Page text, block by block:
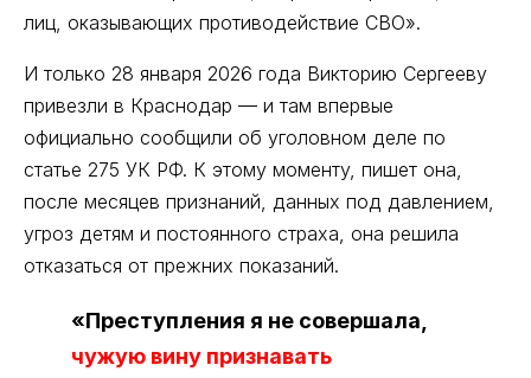
лиц, оказывающих противодействие СВО».
И только 28 января 2026 года Викторию Сергееву
привезли в Краснодар — и там впервые
официально сообщили об уголовном деле по
статье 275 УК РФ. К этому моменту, пишет она,
после месяцев признаний, данных под давлением,
угроз детям и постоянного страха, она решила
отказаться от прежних показаний.
«Преступления я не совершала,
чужую вину признавать